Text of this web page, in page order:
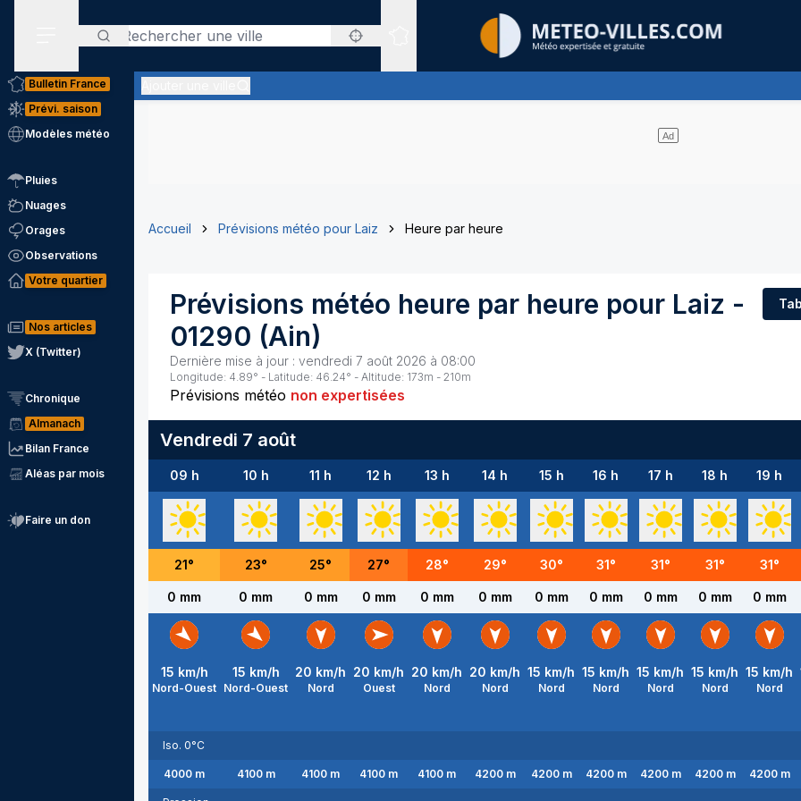
Rechercher
Sites expertis&eacute;s
Bulletin France
Prévi. saison
Modèles météo
Pluies
Nuages
Orages
Observations
Votre quartier
Nos articles
X (Twitter)
Chronique
Almanach
Bilan France
Aléas par mois
Faire un don
Accueil Prévisions météo pour Laiz Heure par heure
Prévisions météo heure par heure pour Laiz -
01290 (Ain)
Dernière mise à jour : vendredi 7 août 2026 à 08:00
Longitude: 4.89° - Latitude: 46.24° - Altitude: 173m - 210m
Prévisions météo non expertisées
Vendredi 7 août
09 h 10 h 11 h 12 h 13 h 14 h 15 h 16 h 17 h 18 h 19 h
21° 23° 25° 27° 28° 29° 30° 31° 31° 31° 31°
0 mm 0 mm 0 mm 0 mm 0 mm 0 mm 0 mm 0 mm 0 mm 0 mm 0 mm
15 km/h
Nord-Ouest
15 km/h
Nord-Ouest
20 km/h
Nord
20 km/h
Ouest
20 km/h
Nord
20 km/h
Nord
15 km/h
Nord
15 km/h
Nord
15 km/h
Nord
15 km/h
Nord
15 km/h
Nord
Iso. 0°C
4000 m 4100m 4100 m 4100 m 4100 m 4200m 4200m 4200m 4200m 4200m 4200m